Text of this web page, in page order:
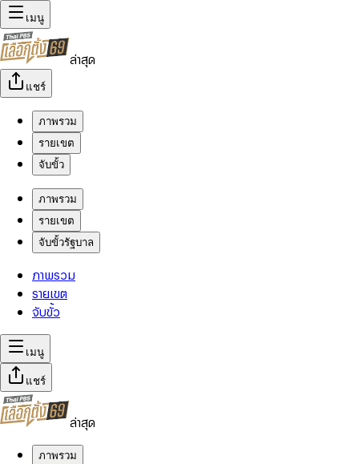
เมนู
ล่าสุด
แชร์
ภาพรวม
รายเขต
จับขั้ว
ภาพรวม
รายเขต
จับขั้วรัฐบาล
ภาพรวม
รายเขต
จับขั้ว
เมนู
แชร์
ล่าสุด
ภาพรวม